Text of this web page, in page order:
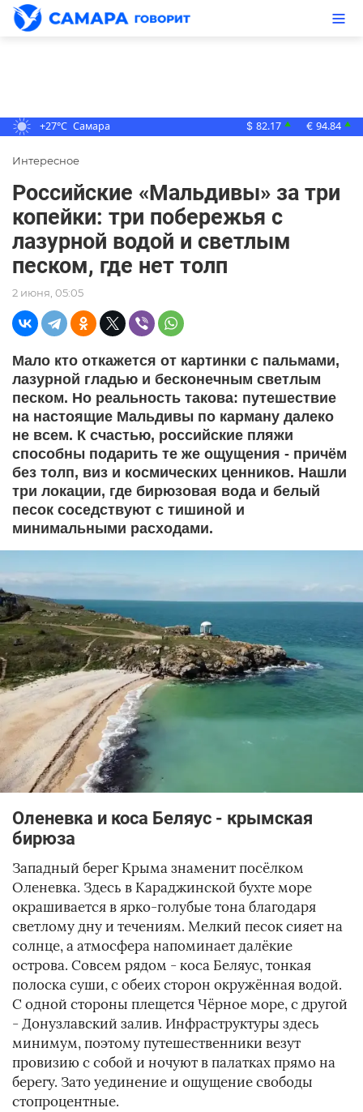
+27°C Самара $ 82.17 ▲ € 94.84 ▲
Интересное
Российские «Мальдивы» за три
копейки: три побережья с
лазурной водой и светлым
песком, где нет толп
2 июня, 05:05
Мало кто откажется от картинки с пальмами,
лазурной гладью и бесконечным светлым
песком. Но реальность такова: путешествие
на настоящие Мальдивы по карману далеко
не всем. К счастью, российские пляжи
способны подарить те же ощущения - причём
без толп, виз и космических ценников. Нашли
три локации, где бирюзовая вода и белый
песок соседствуют с тишиной и
минимальными расходами.
Оленевка и коса Беляус - крымская
бирюза
Западный берег Крыма знаменит посёлком
Оленевка. Здесь в Караджинской бухте море
окрашивается в ярко-голубые тона благодаря
светлому дну и течениям. Мелкий песок сияет на
солнце, а атмосфера напоминает далёкие
острова. Совсем рядом - коса Беляус, тонкая
полоска суши, с обеих сторон окружённая водой.
С одной стороны плещется Чёрное море, с другой
- Донузлавский залив. Инфраструктуры здесь
минимум, поэтому путешественники везут
провизию с собой и ночуют в палатках прямо на
берегу. Зато уединение и ощущение свободы
стопроцентные.